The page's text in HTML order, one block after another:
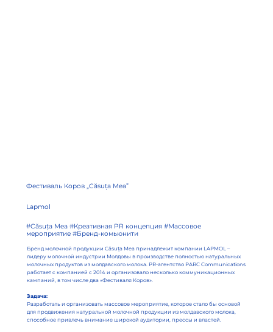
Фестиваль Коров „Căsuța Mea”
Lapmol
#Căsuța Mea #Креативная PR концепция #Массовое
мероприятие #Бренд-комьюнити
Бренд молочной продукции Căsuța Mea принадлежит компании LAPMOL –
лидеру молочной индустрии Молдовы в производстве полностью натуральных
молочных продуктов из молдавского молока. PR-агентство PARC Communications
работает с компанией с 2014 и организовало несколько коммуникационных
кампаний, в том числе два «Фестиваля Коров».
Задача:
Разработать и организовать массовое мероприятие, которое стало бы основой
для продвижения натуральной молочной продукции из молдавского молока,
способное привлечь внимание широкой аудитории, прессы и властей.